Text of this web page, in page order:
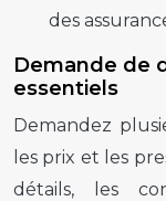
des
Demande de
essentiels
Demandez
les prix et les
détails, les